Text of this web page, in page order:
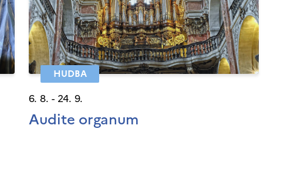
HUDBA
6. 8. - 24. 9.
Audite organum